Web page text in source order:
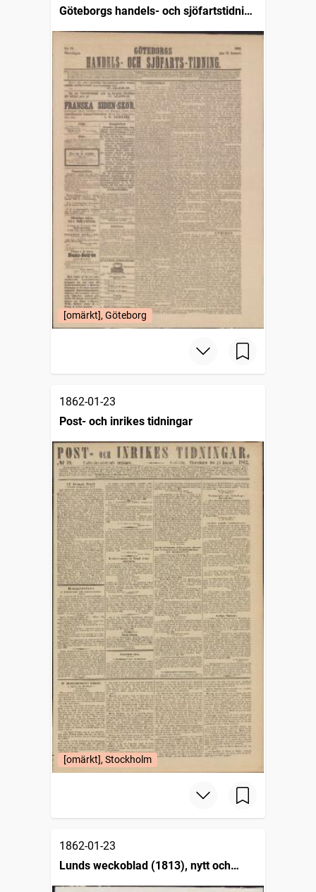
Göteborgs handels- och sjöfartstidning
(1832)
[omärkt], Göteborg
1862-01-23
Post- och inrikes tidningar
[omärkt], Stockholm
1862-01-23
Lunds weckoblad (1813), nytt och
gammalt